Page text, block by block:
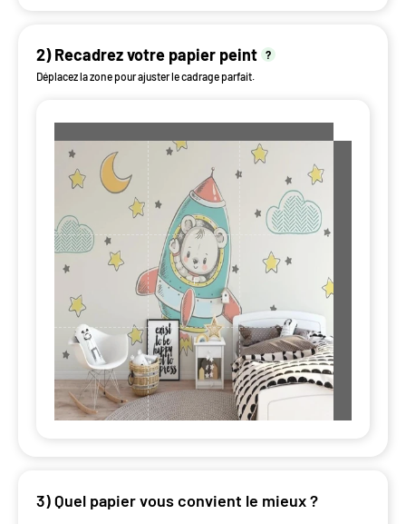
2) Recadrez votre papier peint
?
Déplacez la zone pour ajuster le cadrage parfait.
3) Quel papier vous convient le mieux ?